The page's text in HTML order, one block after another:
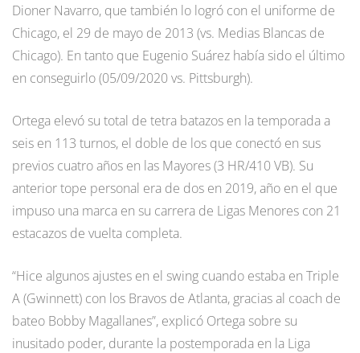
Dioner Navarro, que también lo logró con el uniforme de
Chicago, el 29 de mayo de 2013 (vs. Medias Blancas de
Chicago). En tanto que Eugenio Suárez había sido el último
en conseguirlo (05/09/2020 vs. Pittsburgh).
Ortega elevó su total de tetra batazos en la temporada a
seis en 113 turnos, el doble de los que conectó en sus
previos cuatro años en las Mayores (3 HR/410 VB). Su
anterior tope personal era de dos en 2019, año en el que
impuso una marca en su carrera de Ligas Menores con 21
estacazos de vuelta completa.
“Hice algunos ajustes en el swing cuando estaba en Triple
A (Gwinnett) con los Bravos de Atlanta, gracias al coach de
bateo Bobby Magallanes”, explicó Ortega sobre su
inusitado poder, durante la postemporada en la Liga